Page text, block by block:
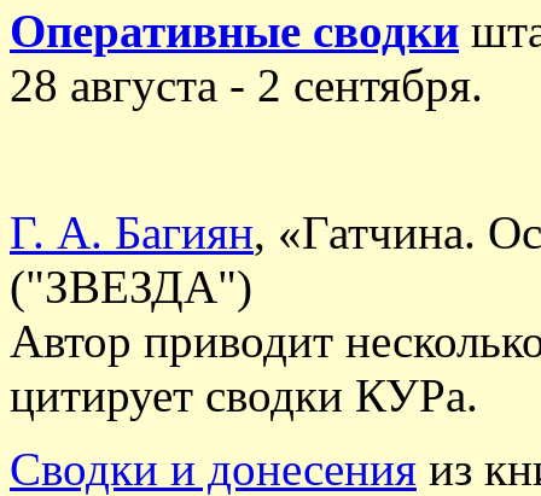
Оперативные сводки
28 августа - 2 сентября.
Г. А. Багиян, «Гатчина.
("ЗВЕЗДА")
Автор приводит
цитирует сводки КУРа.
Сводки и донесения из